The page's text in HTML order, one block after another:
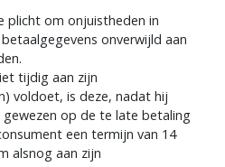
plicht om onjuistheden in
onverwijld aan
tijdig aan zijn
voldoet, is deze, nadat hij
op de te late betaling
een termijn van 14
alsnog aan zijn